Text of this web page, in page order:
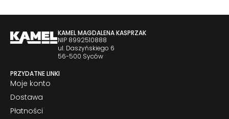
KAMEL MAGDALENA KASPRZAK
NIP 8992510888
ul. Daszyńskiego 6
56-500 Syców
PRZYDATNE LINKI
Moje konto
Dostawa
Płatności